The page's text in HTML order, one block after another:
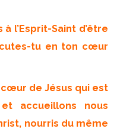
l’Esprit-Saint d’être
tu en ton cœur
de Jésus qui est
accueillons nous
nourris du même